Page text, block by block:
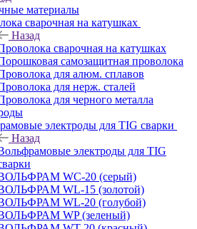
материалы
сварочная на катушках
Назад
сварочная на катушках
самозащитная проволока
для алюм. сплавов
для нерж. сталей
для черного металла
электроды для TIG сварки
Назад
электроды для TIG
WC-20 (серый)
WL-15 (золотой)
WL-20 (голубой)
WP (зеленый)